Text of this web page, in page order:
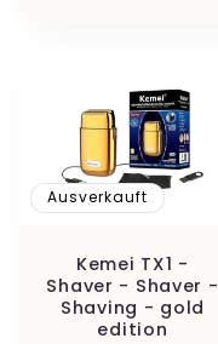
Ausverkauft
Kemei TX1 -
Shaver - Shaver -
Shaving - gold
edition